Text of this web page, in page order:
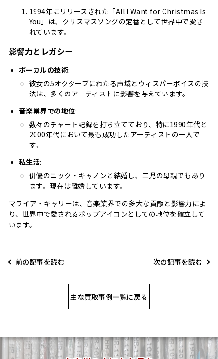
1994年にリリースされた「All I Want for Christmas Is
You」は、クリスマスソングの定番として世界中で愛さ
れています。
影響力とレガシー
ボーカルの技術:
彼女の5オクターブにわたる声域とウィスパーボイスの技
法は、多くのアーティストに影響を与えています。
音楽業界での地位:
数々のチャート記録を打ち立てており、特に1990年代と
2000年代において最も成功したアーティストの一人で
す。
私生活:
俳優のニック・キャノンと結婚し、二児の母親でもあり
ます。現在は離婚しています。
マライア・キャリーは、音楽業界での多大な貢献と影響力によ
り、世界中で愛されるポップアイコンとしての地位を確立して
います。
前の記事を読む 次の記事を読む
主な買取事例一覧に戻る